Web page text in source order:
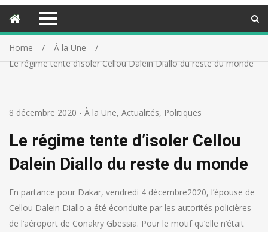
Home
À la Une
Le régime tente d’isoler Cellou Dalein Diallo du reste du monde
8 décembre 2020 - À la Une, Actualités, Politiques
Le régime tente d’isoler Cellou
Dalein Diallo du reste du monde
En partance pour Dakar, vendredi 4 décembre2020, l’épouse de
Cellou Dalein Diallo a été éconduite par les autorités policières
de l’aéroport de Conakry Gbessia. Pour le motif qu’elle n’était